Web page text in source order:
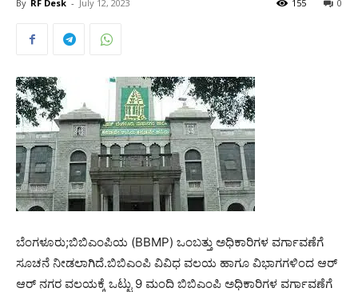
By RF Desk - July 12, 2023 0
155
ಬೆಂಗಳೂರು;ಬಿಬಿಎಂಪಿಯ (BBMP) ಒಂಬತ್ತು ಅಧಿಕಾರಿಗಳ ವರ್ಗಾವಣೆಗೆ
ಸೂಚನೆ ನೀಡಲಾಗಿದೆ.ಬಿಬಿಎಂಪಿ ವಿವಿಧ ವಲಯ ಹಾಗೂ ವಿಭಾಗಗಳಿಂದ ಆರ್​​​​​
ಆರ್ ನಗರ ವಲಯಕ್ಕೆ ಒಟ್ಟು 9 ಮಂದಿ ಬಿಬಿಎಂಪಿ ಅಧಿಕಾರಿಗಳ ವರ್ಗಾವಣೆಗೆ